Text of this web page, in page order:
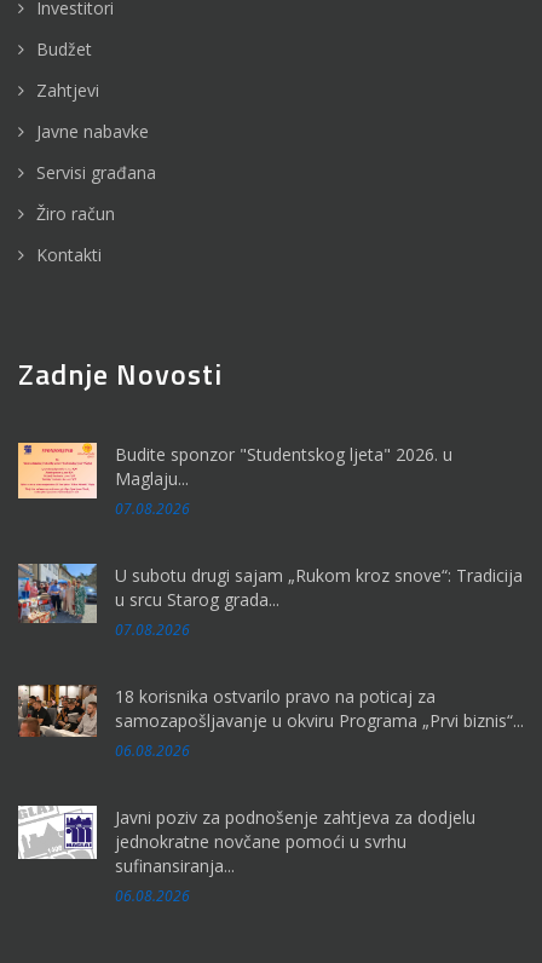
Investitori
Budžet
Zahtjevi
Javne nabavke
Servisi građana
Žiro račun
Kontakti
Zadnje Novosti
Budite sponzor "Studentskog ljeta" 2026. u
Maglaju...
07.08.2026
U subotu drugi sajam „Rukom kroz snove“: Tradicija
u srcu Starog grada...
07.08.2026
18 korisnika ostvarilo pravo na poticaj za
samozapošljavanje u okviru Programa „Prvi biznis“...
06.08.2026
Javni poziv za podnošenje zahtjeva za dodjelu
jednokratne novčane pomoći u svrhu
sufinansiranja...
06.08.2026